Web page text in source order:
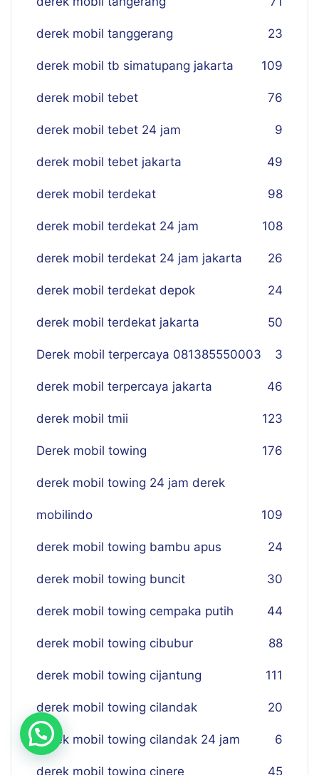
derek mobil tanggerang 23
derek mobil tb simatupang jakarta 109
derek mobil tebet 76
derek mobil tebet 24 jam 9
derek mobil tebet jakarta 49
derek mobil terdekat 98
derek mobil terdekat 24 jam 108
derek mobil terdekat 24 jam jakarta 26
derek mobil terdekat depok 24
derek mobil terdekat jakarta 50
Derek mobil terpercaya 081385550003 3
derek mobil terpercaya jakarta 46
derek mobil tmii 123
Derek mobil towing 176
derek mobil towing 24 jam derek
mobilindo 109
derek mobil towing bambu apus 24
derek mobil towing buncit 30
derek mobil towing cempaka putih 44
derek mobil towing cibubur 88
derek mobil towing cijantung 111
derek mobil towing cilandak 20
derek mobil towing cilandak 24 jam 6
derek mobil towing cinere 45